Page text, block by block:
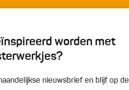
worden met
nieuwsbrief en blijf op de